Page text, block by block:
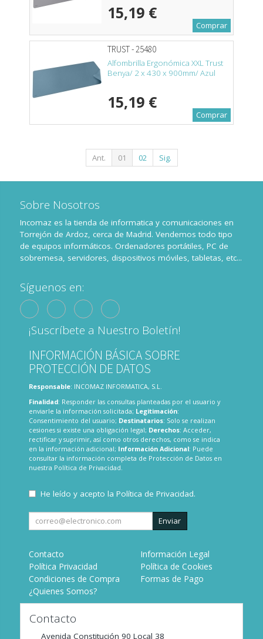
15,19 €
Comprar
TRUST - 25480
Alfombrilla Ergonómica XXL Trust
Benya/ 2 x 430 x 900mm/ Azul
15,19 €
Comprar
Ant. 01 02 Sig.
Sobre Nosotros
Incomaz es la tienda de informatica y comunicaciones en
Torrejón de Ardoz, cerca de Madrid. Vendemos todo tipo
de equipos informáticos. Ordenadores portátiles, PC de
sobremesa, servidores, dispositivos móviles, tabletas, etc...
Síguenos en:
¡Suscríbete a Nuestro Boletín!
INFORMACIÓN BÁSICA SOBRE
PROTECCIÓN DE DATOS
Responsable: INCOMAZ INFORMATICA, S.L.
Finalidad: Responder las consultas planteadas por el usuario y
enviarle la información solicitada; Legitimación:
Consentimiento del usuario; Destinatarios: Solo se realizan
cesiones si existe una obligación legal; Derechos: Acceder,
rectificar y suprimir, así como otros derechos, como se indica
en la información adicional; Información Adicional: Puede
consultar la información completa de Protección de Datos en
nuestra Política de Privacidad.
He leído y acepto la Política de Privacidad.
Enviar
Contacto
Información Legal
Política Privacidad
Política de Cookies
Condiciones de Compra
Formas de Pago
¿Quienes Somos?
Contacto
Avenida Constitución 90 Local 38